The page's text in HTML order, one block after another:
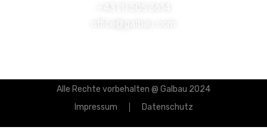
office@galbau.com
Alle Rechte vorbehalten @ Galbau 2024
Impressum
Datenschutz